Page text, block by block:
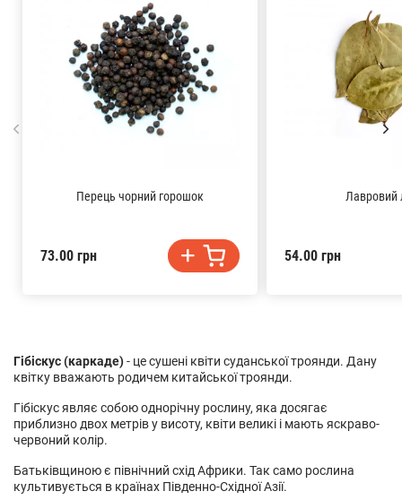
Гібіскус (каркаде)- це сушені квіти суданської троянди. Дану
квітку вважають родичем китайської троянди.
Гібіскус являє собою однорічну рослину, яка досягає
приблизно двох метрів у висоту, квіти великі і мають яскраво-
червоний колір.
Батьківщиною є північний схід Африки. Так само рослина
культивується в країнах Південно-Східної Азії.
Перець чорний горошок
73.00 грн
Лавровий
54.00 грн